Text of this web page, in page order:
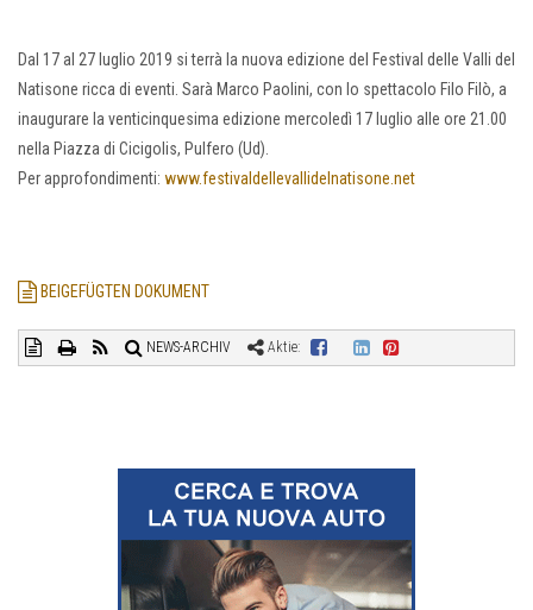
Dal 17 al 27 luglio 2019 si terrà la nuova edizione del Festival delle Valli del
Natisone ricca di eventi. Sarà Marco Paolini, con lo spettacolo Filo Filò, a
inaugurare la venticinquesima edizione mercoledì 17 luglio alle ore 21.00
nella Piazza di Cicigolis, Pulfero (Ud).
Per approfondimenti: www.festivaldellevallidelnatisone.net
BEIGEFÜGTEN DOKUMENT
NEWS-ARCHIV Aktie: